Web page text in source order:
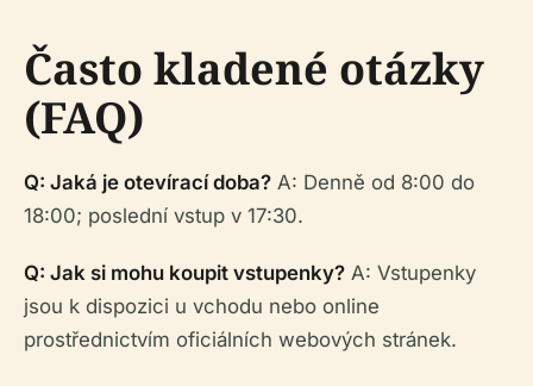
Často kladené otázky
(FAQ)
Q: Jaká je otevírací doba? A: Denně od 8:00 do
18:00; poslední vstup v 17:30.
Q: Jak si mohu koupit vstupenky? A: Vstupenky
jsou k dispozici u vchodu nebo online
prostřednictvím oficiálních webových stránek.